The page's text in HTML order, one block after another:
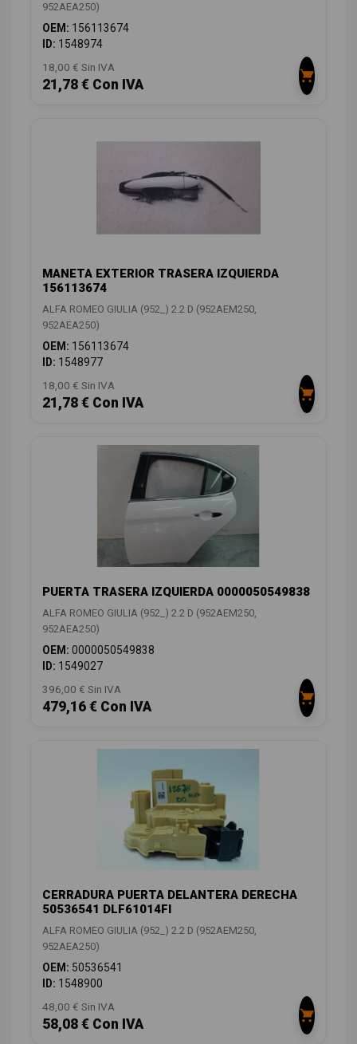
952AEA250)
OEM: 156113674
ID: 1548974
18,00 € Sin IVA
21,78 € Con IVA
MANETA EXTERIOR TRASERA IZQUIERDA
156113674
ALFA ROMEO GIULIA (952_) 2.2 D (952AEM250,
952AEA250)
OEM: 156113674
ID: 1548977
18,00 € Sin IVA
21,78 € Con IVA
PUERTA TRASERA IZQUIERDA 0000050549838
ALFA ROMEO GIULIA (952_) 2.2 D (952AEM250,
952AEA250)
OEM: 0000050549838
ID: 1549027
396,00 € Sin IVA
479,16 € Con IVA
CERRADURA PUERTA DELANTERA DERECHA
50536541 DLF61014FI
ALFA ROMEO GIULIA (952_) 2.2 D (952AEM250,
952AEA250)
OEM: 50536541
ID: 1548900
48,00 € Sin IVA
58,08 € Con IVA